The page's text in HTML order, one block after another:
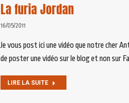
La furia Jordan
16/05/2011
Je vous post ici une vidéo que notre cher
de poster une vidéo sur le blog et non sur
LIRE LA SUITE